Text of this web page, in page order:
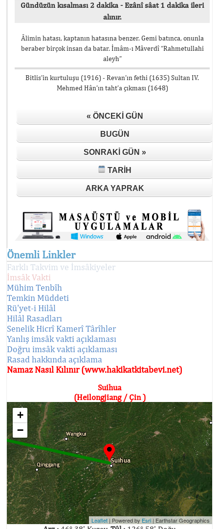
Gündüzün kısalması 2 dakika - Ezânî sâat 1 dakika ileri
alınır.
Âlimin hatası, kaptanın hatasına benzer. Gemi batınca, onunla
beraber birçok insan da batar. İmâm-ı Mâverdî “Rahmetullahi
aleyh”
Bitlis’in kurtuluşu (1916) - Revan’ın fethi (1635) Sultan IV.
Mehmed Hân’ın taht’a çıkması (1648)
« ÖNCEKI GÜN
BUGÜN
SONRAKI GÜN »
TARIH
ARKA YAPRAK
Önemli Linkler
Farklı Takvim ve İmsâkiyeler
İmsâk Vakti
Mühim Tenbîh
Temkin Müddeti
Rü'yet-i Hilâl
Hilâl Rasadları
Senelik Hicrî Kamerî Târîhler
Yanlış imsâk vakti açıklaması
Doğru imsâk vakti açıklaması
Rasad hakkında açıklama
Namaz Nasıl Kılınır (www.hakikatkitabevi.net)
Suihua
(Heilongjiang / Çin )
+
−
Leaflet | Powered by Esri | Earthstar Geographics